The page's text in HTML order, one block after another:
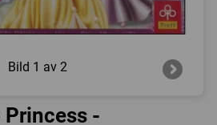
Bild 1 av 2
Princess -